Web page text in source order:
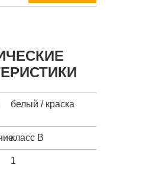
белый / краска
класс B
1